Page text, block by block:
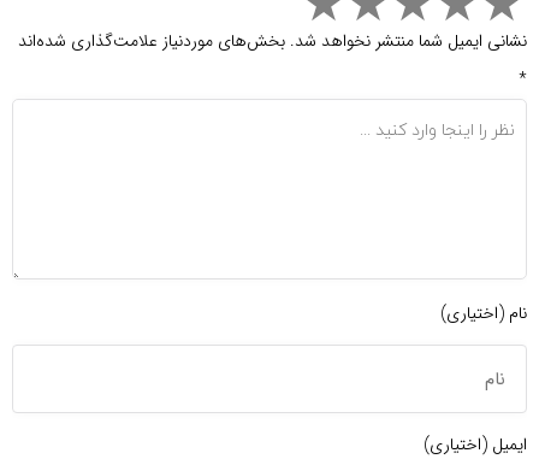
نشانی ایمیل شما منتشر نخواهد شد. بخش‌های موردنیاز علامت‌گذاری شده‌اند
*
نام (اختیاری)
ایمیل (اختیاری)